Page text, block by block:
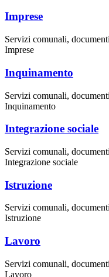
Imprese
Servizi comunali,
Imprese
Inquinamento
Servizi comunali,
Inquinamento
Integrazione sociale
Servizi comunali,
Integrazione sociale
Istruzione
Servizi comunali,
Istruzione
Lavoro
Servizi comunali,
Lavoro